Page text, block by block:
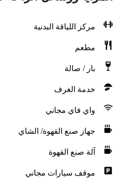
مركز اللياقة البدنية
مطعم
بار / صالة
خدمة الغرف
واي فاي مجاني
جهاز صنع القهوة/ الشاي
آلة صنع القهوة
موقف سيارات مجاني